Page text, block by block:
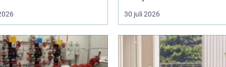
30 juli 2026